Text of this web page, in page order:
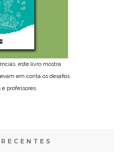
este livro mostra
em conta os desafios
professores.